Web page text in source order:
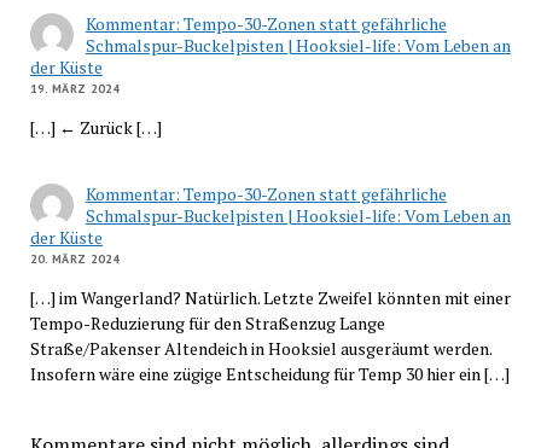
Kommentar: Tempo-30-Zonen statt gefährliche
Schmalspur-Buckelpisten | Hooksiel-life: Vom Leben an
der Küste
19. MÄRZ 2024
[…] ← Zurück […]
Kommentar: Tempo-30-Zonen statt gefährliche
Schmalspur-Buckelpisten | Hooksiel-life: Vom Leben an
der Küste
20. MÄRZ 2024
[…] im Wangerland? Natürlich. Letzte Zweifel könnten mit einer
Tempo-Reduzierung für den Straßenzug Lange
Straße/Pakenser Altendeich in Hooksiel ausgeräumt werden.
Insofern wäre eine zügige Entscheidung für Temp 30 hier ein […]